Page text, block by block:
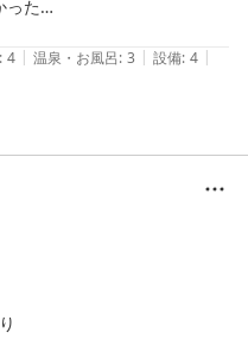
った
: 4 | 温泉・お風呂: 3 | 設備: 4 |